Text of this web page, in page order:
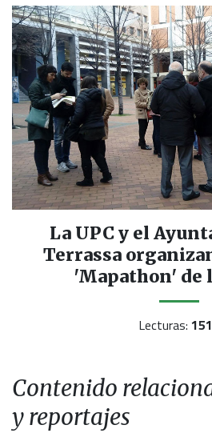
La UPC y el
Terrassa
'Mapathon' de
Lecturas:
Contenido
y reportajes